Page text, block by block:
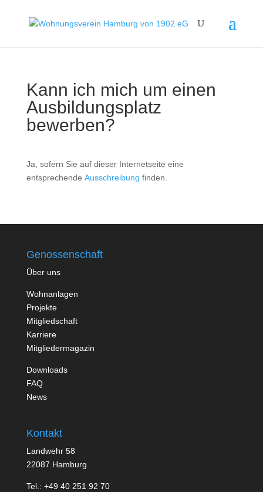
Kann ich mich um einen
Ausbildungsplatz
bewerben?
Ja, sofern Sie auf dieser Internetseite eine
entsprechende Ausschreibung finden.
Genossenschaft
Über uns
Wohnanlagen
Projekte
Mitgliedschaft
Karriere
Mitgliedermagazin
Downloads
FAQ
News
Kontakt
Landwehr 58
22087 Hamburg
Tel.: +49 40 251 92 70